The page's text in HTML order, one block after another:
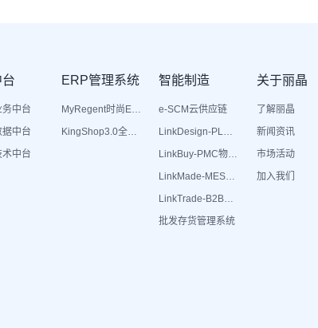
中台
中台
中台
ERP管理系统
MyRegent时尚ERP
KingShop3.0全渠道电商ERP
智能制造
e-SCM云供应链
LinkDesign-PLM设计研发
LinkBuy-PMC物料管理
LinkMade-MES生产管理
LinkTrade-B2B内部订货系统
批发存货管理系统
关于丽晶
了解丽晶
新闻资讯
市场活动
加入我们